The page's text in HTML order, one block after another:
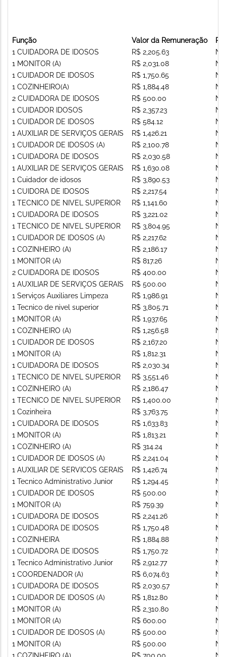
Função
1 CUIDADORA DE IDOSOS
1 MONITOR (A)
1 CUIDADOR DE IDOSOS
1 COZINHEIRO(A)
2 CUIDADORA DE IDOSOS
1 CUIDADOR IDOSOS
1 CUIDADOR DE IDOSOS
1 AUXILIAR DE SERVIÇOS GERAIS
1 CUIDADOR DE IDOSOS (A)
1 CUIDADORA DE IDOSOS
1 AUXILIAR DE SERVIÇOS GERAIS
1 Cuidador de idosos
1 CUIDORA DE IDOSOS
1 TECNICO DE NIVEL SUPERIOR
1 CUIDADORA DE IDOSOS
1 TECNICO DE NIVEL SUPERIOR
1 CUIDADOR DE IDOSOS (A)
1 COZINHEIRO (A)
1 MONITOR (A)
2 CUIDADORA DE IDOSOS
1 AUXILIAR DE SERVIÇOS GERAIS
1 Serviços Auxiliares Limpeza
1 Tecnico de nivel superior
1 MONITOR (A)
1 COZINHEIRO (A)
1 CUIDADOR DE IDOSOS
1 MONITOR (A)
1 CUIDADORA DE IDOSOS
1 TECNICO DE NIVEL SUPERIOR
1 COZINHEIRO (A)
1 TECNICO DE NIVEL SUPERIOR
1 Cozinheira
1 CUIDADORA DE IDOSOS
1 MONITOR (A)
1 COZINHEIRO (A)
1 CUIDADOR DE IDOSOS (A)
1 AUXILIAR DE SERVICOS GERAIS
1 Tecnico Administrativo Junior
1 CUIDADOR DE IDOSOS
1 MONITOR (A)
1 CUIDADORA DE IDOSOS
1 CUIDADORA DE IDOSOS
1 COZINHEIRA
1 CUIDADORA DE IDOSOS
1 Tecnico Administrativo Junior
1 COORDENADOR (A)
1 CUIDADORA DE IDOSOS
1 CUIDADOR DE IDOSOS (A)
1 MONITOR (A)
1 MONITOR (A)
1 CUIDADOR DE IDOSOS (A)
1 MONITOR (A)
Valor da Remuneração
R$ 2,205.63
R$ 2,031.08
R$ 1,750.65
R$ 1,884.48
R$ 500.00
R$ 2,357.23
R$ 584.12
R$ 1,426.21
R$ 2,100.78
R$ 2,030.58
R$ 1,630.08
R$ 3,890.53
R$ 2,217.54
R$ 1,141.60
R$ 3,221.02
R$ 3,804.95
R$ 2,217.62
R$ 2,186.17
R$ 817.26
R$ 400.00
R$ 500.00
R$ 1,986.91
R$ 3,805.71
R$ 1,937.65
R$ 1,256.58
R$ 2,167.20
R$ 1,812.31
R$ 2,030.34
R$ 3,551.46
R$ 2,186.47
R$ 1,400.00
R$ 3,763.75
R$ 1,633.83
R$ 1,813.21
R$ 314.24
R$ 2,241.04
R$ 1,426.74
R$ 1,294.45
R$ 500.00
R$ 759.39
R$ 2,241.26
R$ 1,750.48
R$ 1,884.88
R$ 1,750.72
R$ 2,912.77
R$ 6,074.63
R$ 2,030.57
R$ 1,812.80
R$ 2,310.80
R$ 600.00
R$ 500.00
R$ 500.00